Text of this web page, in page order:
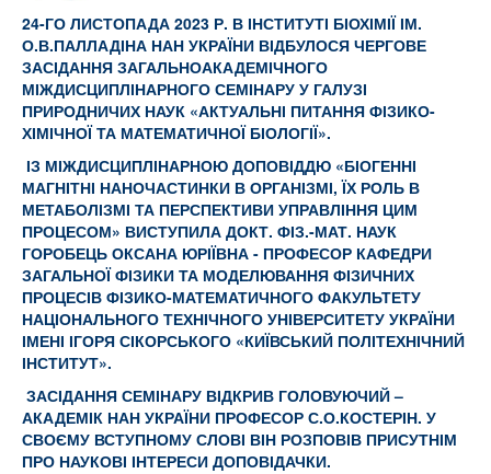
24-ГО ЛИСТОПАДА 2023 Р. В ІНСТИТУТІ БІОХІМІЇ ІМ.
О.В.ПАЛЛАДІНА НАН УКРАЇНИ ВІДБУЛОСЯ ЧЕРГОВЕ
ЗАСІДАННЯ ЗАГАЛЬНОАКАДЕМІЧНОГО
МІЖДИСЦИПЛІНАРНОГО СЕМІНАРУ У ГАЛУЗІ
ПРИРОДНИЧИХ НАУК «АКТУАЛЬНІ ПИТАННЯ ФІЗИКО-
ХІМІЧНОЇ ТА МАТЕМАТИЧНОЇ БІОЛОГІЇ».
ІЗ МІЖДИСЦИПЛІНАРНОЮ ДОПОВІДДЮ «БІОГЕННІ
МАГНІТНІ НАНОЧАСТИНКИ В ОРГАНІЗМІ, ЇХ РОЛЬ В
МЕТАБОЛІЗМІ ТА ПЕРСПЕКТИВИ УПРАВЛІННЯ ЦИМ
ПРОЦЕСОМ» ВИСТУПИЛА ДОКТ. ФІЗ.-МАТ. НАУК
ГОРОБЕЦЬ ОКСАНА ЮРІЇВНА - ПРОФЕСОР КАФЕДРИ
ЗАГАЛЬНОЇ ФІЗИКИ ТА МОДЕЛЮВАННЯ ФІЗИЧНИХ
ПРОЦЕСІВ ФІЗИКО-МАТЕМАТИЧНОГО ФАКУЛЬТЕТУ
НАЦІОНАЛЬНОГО ТЕХНІЧНОГО УНІВЕРСИТЕТУ УКРАЇНИ
ІМЕНІ ІГОРЯ СІКОРСЬКОГО «КИЇВСЬКИЙ ПОЛІТЕХНІЧНИЙ
ІНСТИТУТ».
ЗАСІДАННЯ СЕМІНАРУ ВІДКРИВ ГОЛОВУЮЧИЙ –
АКАДЕМІК НАН УКРАЇНИ ПРОФЕСОР С.О.КОСТЕРІН. У
СВОЄМУ ВСТУПНОМУ СЛОВІ ВІН РОЗПОВІВ ПРИСУТНІМ
ПРО НАУКОВІ ІНТЕРЕСИ ДОПОВІДАЧКИ.